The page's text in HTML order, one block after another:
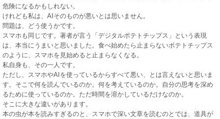
危険になるかもしれない。
けれども私は、AIそのものが悪いとは思いません。
問題は、どう使うかです。
スマホも同じです。著者が言う「デジタルポテトチップス」という表現
は、本当にうまいと思いました。食べ始めたら止まらないポテトチップス
のように、スマホを見始めると止まらなくなる。
私自身も、その一人です。
ただし、スマホやAIを使っているからすべて悪い、とは言えないと思いま
す。そこで何を読んでいるのか。何を考えているのか。自分の思考を深め
るために使っているのか。ただ時間を溶かしているだけなのか。
そこに大きな違いがあります。
本の虫が本を読みすぎるのと、スマホで深い文章を読むのとでは、道具が